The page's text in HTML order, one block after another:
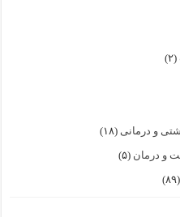
(۲)
و درمانی (۱۸)
و درمان (۵)
(۸۹)